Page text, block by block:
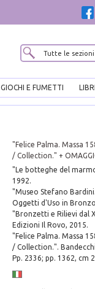
GIOCHI E FUMETTI
"Felice Palma. Massa
/ Collection." +
"Le botteghe del
1992.
"Museo Stefano
Oggetti d'Uso in
"Bronzetti e Rilievi dal
Edizioni Il Rovo, 2015.
"Felice Palma. Massa
/ Collection.".
Pp. 2336; pp. 1362, cm